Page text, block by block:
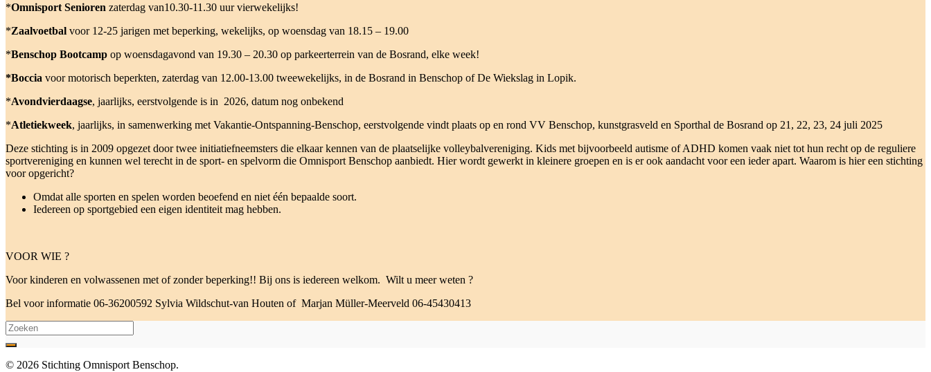
*Omnisport Senioren zaterdag van10.30-11.30 uur vierwekelijks!
*Zaalvoetbal voor 12-25 jarigen met beperking, wekelijks, op woensdag van 18.15 – 19.00
*Benschop Bootcamp op woensdagavond van 19.30 – 20.30 op parkeerterrein van de Bosrand, elke week!
*Boccia voor motorisch beperkten, zaterdag van 12.00-13.00 tweewekelijks, in de Bosrand in Benschop of De Wiekslag in Lopik.
*Avondvierdaagse, jaarlijks, eerstvolgende is in 2026, datum nog onbekend
*Atletiekweek, jaarlijks, in samenwerking met Vakantie-Ontspanning-Benschop, eerstvolgende vindt plaats op en rond VV Benschop, kunstgrasveld en Sporthal de Bosrand op 21, 22, 23, 24 juli 2025
Deze stichting is in 2009 opgezet door twee initiatiefneemsters die elkaar kennen van de plaatselijke volleybalvereniging. Kids met bijvoorbeeld autisme of ADHD komen vaak niet tot hun recht op de reguliere
sportvereniging en kunnen wel terecht in de sport- en spelvorm die Omnisport Benschop aanbiedt. Hier wordt gewerkt in kleinere groepen en is er ook aandacht voor een ieder apart. Waarom is hier een stichting
voor opgericht?
Omdat alle sporten en spelen worden beoefend en niet één bepaalde soort.
Iedereen op sportgebied een eigen identiteit mag hebben.
VOOR WIE ?
Voor kinderen en volwassenen met of zonder beperking!! Bij ons is iedereen welkom. Wilt u meer weten ?
Bel voor informatie 06-36200592 Sylvia Wildschut-van Houten of Marjan Müller-Meerveld 06-45430413
Search
for:
© 2026 Stichting Omnisport Benschop.